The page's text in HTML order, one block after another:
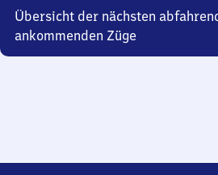
Übersicht der nächsten
ankommenden Züge